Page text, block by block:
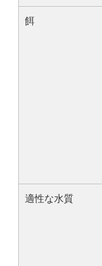
餌
適性な水質